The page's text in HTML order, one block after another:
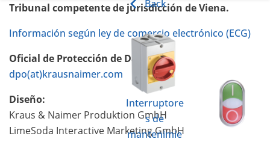
Interruptore
s de
mantenimie
Back
Tribunal competente de jurisdicción de Viena.
Información según ley de comercio electrónico (ECG)
Oficial de Protección de Datos:
dpo(at)krausnaimer.com
Diseño:
Kraus & Naimer Produktion GmbH
LimeSoda Interactive Marketing GmbH